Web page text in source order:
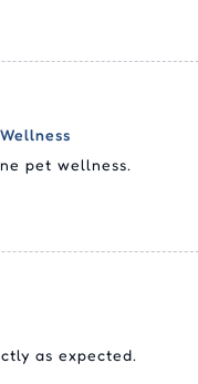
pet wellness.
as expected.